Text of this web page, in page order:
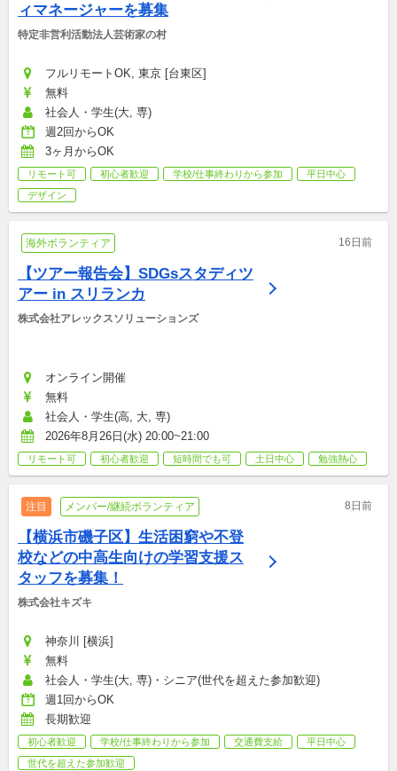
ィマネージャーを募集
特定非営利活動法人芸術家の村
フルリモートOK, 東京 [台東区]
無料
社会人・学生(大, 専)
週2回からOK
3ヶ月からOK
リモート可 初心者歓迎 学校/仕事終わりから参加
平日中心
デザイン
海外ボランティア 16日前
【ツアー報告会】SDGsスタディツ
アー in スリランカ
株式会社アレックスソリューションズ
オンライン開催
無料
社会人・学生(高, 大, 専)
2026年8月26日(水) 20:00~21:00
リモート可 初心者歓迎 短時間でも可 土日中心 勉強熱心
注目 メンバー/継続ボランティア 8日前
【横浜市磯子区】生活困窮や不登
校などの中高生向けの学習支援ス
タッフを募集！
株式会社キズキ
神奈川 [横浜]
無料
社会人・学生(大, 専)・シニア(世代を超えた参加歓迎)
週1回からOK
長期歓迎
初心者歓迎 学校/仕事終わりから参加 交通費支給
平日中心
世代を超えた参加歓迎